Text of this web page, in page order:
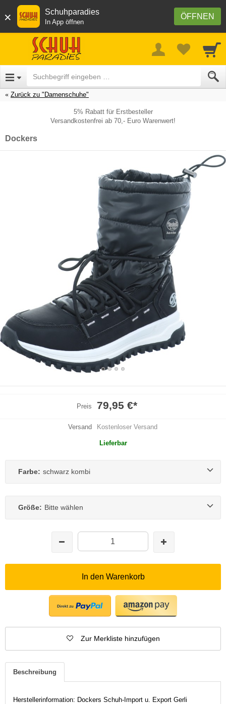
× ÖFFNEN
Schuhparadies
In App öffnen
Zurück zu "Damenschuhe"
5% Rabatt für Erstbesteller
Versandkostenfrei ab 70,- Euro Warenwert!
Dockers
Preis 79,95 €*
Versand Kostenloser Versand
Lieferbar
Farbe: schwarz kombi
Größe: Bitte wählen
In den Warenkorb
Zur Merkliste hinzufügen
Beschreibung
Herstellerinformation: Dockers Schuh-Import u. Export Gerli